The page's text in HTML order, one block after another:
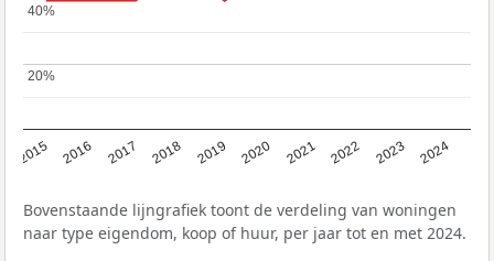
2015 2016 2017 2018 2019 2020 2021 2022 2023 2024
20%
20%
40%
40%
Bovenstaande lijngrafiek toont de verdeling van woningen
naar type eigendom, koop of huur, per jaar tot en met 2024.